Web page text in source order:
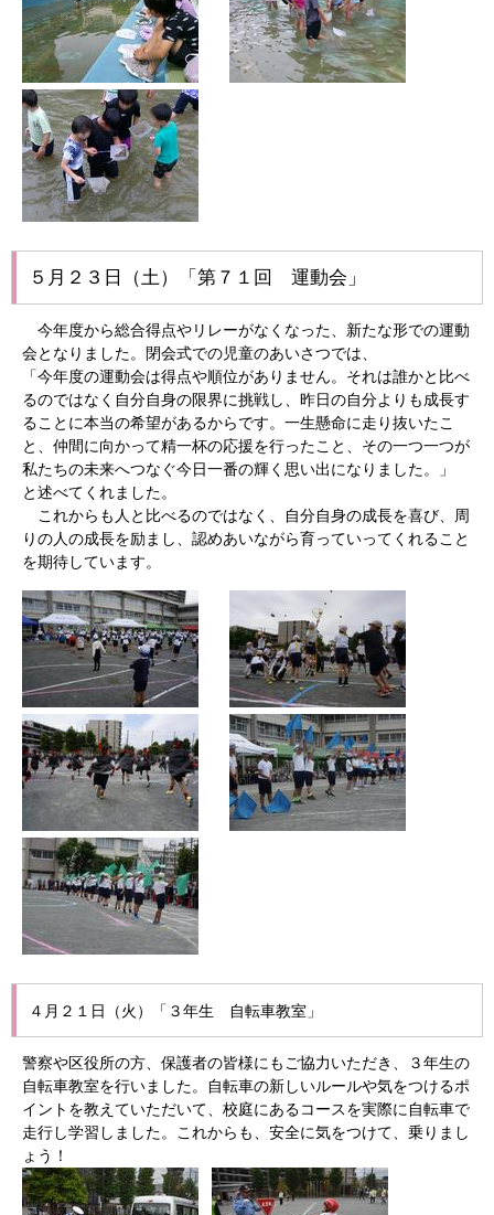
５月２３日（土）「第７１回 運動会」
今年度から総合得点やリレーがなくなった、新たな形での運動
会となりました。閉会式での児童のあいさつでは、
「今年度の運動会は得点や順位がありません。それは誰かと比べ
るのではなく自分自身の限界に挑戦し、昨日の自分よりも成長す
ることに本当の希望があるからです。一生懸命に走り抜いたこ
と、仲間に向かって精一杯の応援を行ったこと、その一つ一つが
私たちの未来へつなぐ今日一番の輝く思い出になりました。」
と述べてくれました。
これからも人と比べるのではなく、自分自身の成長を喜び、周
りの人の成長を励まし、認めあいながら育っていってくれること
を期待しています。
４月２１日（火）「３年生 自転車教室」
警察や区役所の方、保護者の皆様にもご協力いただき、３年生の
自転車教室を行いました。自転車の新しいルールや気をつけるポ
イントを教えていただいて、校庭にあるコースを実際に自転車で
走行し学習しました。これからも、安全に気をつけて、乗りまし
ょう！